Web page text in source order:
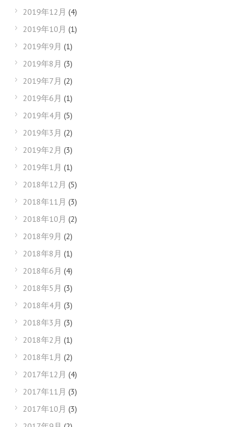
2019年12月 (4)
2019年10月 (1)
2019年9月 (1)
2019年8月 (3)
2019年7月 (2)
2019年6月 (1)
2019年4月 (5)
2019年3月 (2)
2019年2月 (3)
2019年1月 (1)
2018年12月 (5)
2018年11月 (3)
2018年10月 (2)
2018年9月 (2)
2018年8月 (1)
2018年6月 (4)
2018年5月 (3)
2018年4月 (3)
2018年3月 (3)
2018年2月 (1)
2018年1月 (2)
2017年12月 (4)
2017年11月 (3)
2017年10月 (3)